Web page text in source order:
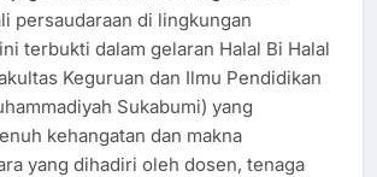
persaudaraan di lingkungan
terbukti dalam gelaran Halal Bi Halal
Keguruan dan Ilmu Pendidikan
Sukabumi) yang
kehangatan dan makna
yang dihadiri oleh dosen, tenaga